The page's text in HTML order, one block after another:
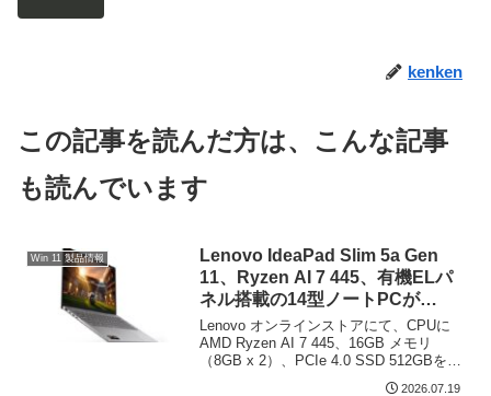
kenken
この記事を読んだ方は、こんな記事
も読んでいます
Win 11 製品情報
Lenovo IdeaPad Slim 5a Gen
11、Ryzen AI 7 445、有機ELパ
ネル搭載の14型ノートPCが
134,871円で販売中（7月19日現
在）
Lenovo オンラインストアにて、CPUに
AMD Ryzen AI 7 445、16GB メモリ
（8GB x 2）、PCIe 4.0 SSD 512GBを搭
載する14インチノートPC「Lenovo
2026.07.19